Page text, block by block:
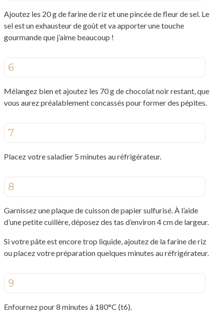
Ajoutez les 20 g de farine de riz et une pincée de fleur de sel. Le
sel est un exhausteur de goût et va apporter une touche
gourmande que j’aime beaucoup !
6
Mélangez bien et ajoutez les 70 g de chocolat noir restant, que
vous aurez préalablement concassés pour former des pépites.
7
Placez votre saladier 5 minutes au réfrigérateur.
8
Garnissez une plaque de cuisson de papier sulfurisé. À l’aide
d’une petite cuillère, déposez des tas d’environ 4 cm de largeur.
Si votre pâte est encore trop liquide, ajoutez de la farine de riz
ou placez votre préparation quelques minutes au réfrigérateur.
9
Enfournez pour 8 minutes à 180°C (t6).